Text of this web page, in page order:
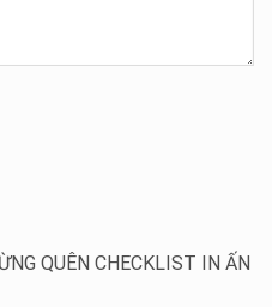
QUÊN CHECKLIST IN ẤN